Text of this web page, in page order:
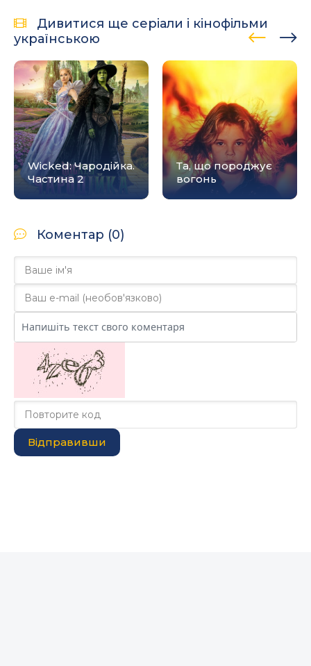
Дивитися ще серіали і кінофільми
українською
Wicked: Чародійка.
Частина 2
Та, що породжує
вогонь
Коментар (0)
Відправивши